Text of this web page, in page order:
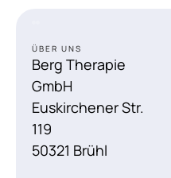
ÜBER UNS
Berg Therapie
GmbH
Euskirchener Str.
119
50321 Brühl